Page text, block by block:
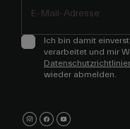
Ich bin damit
verarbeitet und mir
wieder abmelden.